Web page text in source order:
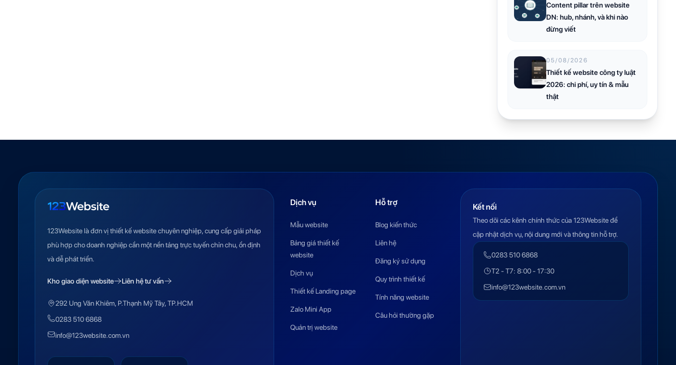
Content pillar trên website
DN: hub, nhánh, và khi nào
đừng viết
05/08/2026
Thiết kế website công ty luật
2026: chi phí, uy tín & mẫu
thật
123Website là đơn vị thiết kế website chuyên nghiệp, cung cấp giải pháp
phù hợp cho doanh nghiệp cần một nền tảng trực tuyến chỉn chu, ổn định
và dễ phát triển.
Kho giao diện website Liên hệ tư vấn
292 Ung Văn Khiêm, P.Thạnh Mỹ Tây, TP.HCM
0283 510 6868
info@123website.com.vn
Dịch vụ
Mẫu website
Bảng giá thiết kế
website
Dịch vụ
Thiết kế Landing page
Zalo Mini App
Quản trị website
Hỗ trợ
Blog kiến thức
Liên hệ
Đăng ký sử dụng
Quy trình thiết kế
Tính năng website
Câu hỏi thường gặp
Kết nối
Theo dõi các kênh chính thức của 123Website để
cập nhật dịch vụ, nội dung mới và thông tin hỗ trợ.
0283 510 6868
T2 - T7: 8:00 - 17:30
info@123website.com.vn